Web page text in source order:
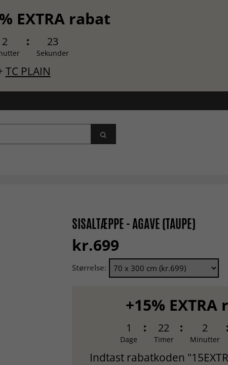
EXTRA rabat
2 22
Sekunder
TC PLAIN
SISALTÆPPE - AGAVE (TAUPE)
kr.699
Størrelse:
+15% EXTRA
1
Dage
22
Timer
2
Minutter
Indtast rabatkoden